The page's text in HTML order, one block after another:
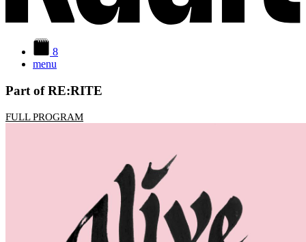
8
menu
Part of RE:RITE
FULL PROGRAM